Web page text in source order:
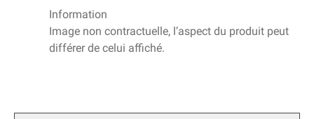
Information
Image non contractuelle, l’aspect du produit peut
différer de celui affiché.